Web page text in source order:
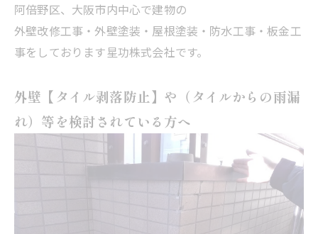
阿倍野区、大阪市内中心で建物の
外壁改修工事・外壁塗装・屋根塗装・防水工事・板金工
事をしております星功株式会社です。
外壁【タイル剥落防止】や（タイルからの雨漏
れ）等を検討されている方へ